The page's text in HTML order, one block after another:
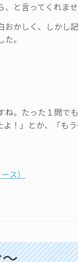
、と言ってくれま
おかしく、しかし
。
ね。たった１問で
！」とか、「も
ス）